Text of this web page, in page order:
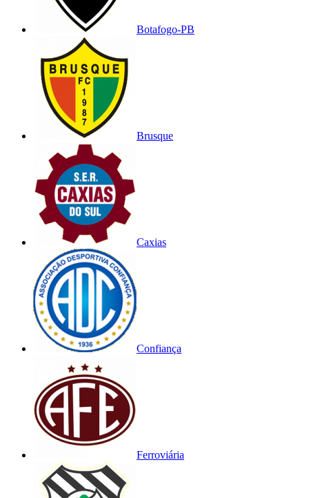
Botafogo-PB
Brusque
Caxias
Confiança
Ferroviária